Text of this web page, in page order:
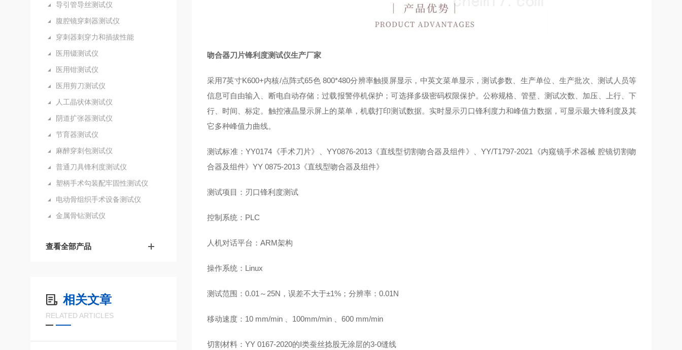
导引管导丝测试仪
腹腔镜穿刺器测试仪
穿刺器刺穿力和插拔性能
医用镊测试仪
医用钳测试仪
医用剪刀测试仪
人工晶状体测试仪
阴道扩张器测试仪
节育器测试仪
麻醉穿刺包测试仪
普通刀具锋利度测试仪
塑柄手术勾装配牢固性测试仪
电动骨组织手术设备测试仪
金属骨钻测试仪
查看全部产品
相关文章
RELATED ARTICLES
吻合器刀片锋利度测试仪生产厂家
采用7英寸K600+内核/点阵式65色 800*480分辨率触摸屏显示，中英文菜单显示，测试参数、生产单位、生产批次、测试人员等
信息可自由输入、断电自动存储；过载报警停机保护；可选择多级密码权限保护。公称规格、管壁、测试次数、加压、上行、下
行、时间、标定。触控液晶显示屏上的菜单，机载打印测试数据。实时显示刃口锋利度力和峰值力数据，可显示最大锋利度及其
它多种峰值力曲线。
测试标准：YY0174《手术刀片》、YY0876-2013《直线型切割吻合器及组件》、YY/T1797-2021《内窥镜手术器械 腔镜切割吻
合器及组件》YY 0875-2013《直线型吻合器及组件》
测试项目：刃口锋利度测试
控制系统：PLC
人机对话平台：ARM架构
操作系统：Linux
测试范围：0.01～25N，误差不大于±1%；分辨率：0.01N
移动速度：10 mm/min 、100mm/min 、600 mm/min
切割材料：YY 0167-2020的I类蚕丝捻股无涂层的3-0缝线